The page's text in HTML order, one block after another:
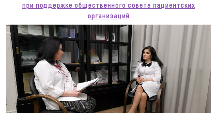
при поддержке общественного совета пациентских
организаций